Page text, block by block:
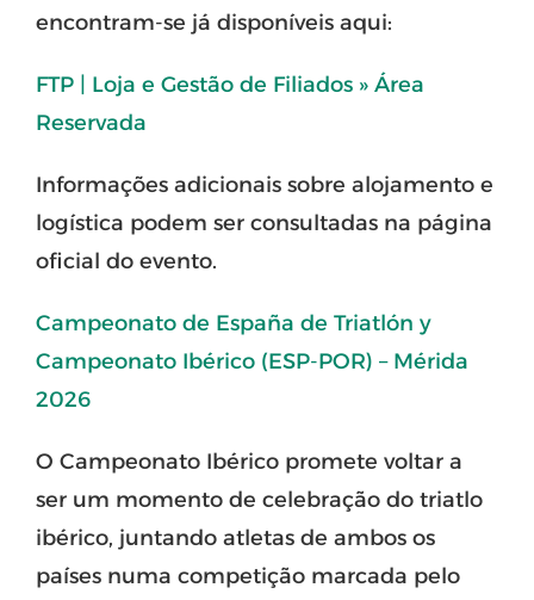
encontram-se já disponíveis aqui:
FTP | Loja e Gestão de Filiados » Área
Reservada
Informações adicionais sobre alojamento e
logística podem ser consultadas na página
oficial do evento.
Campeonato de España de Triatlón y
Campeonato Ibérico (ESP-POR) – Mérida
2026
O Campeonato Ibérico promete voltar a
ser um momento de celebração do triatlo
ibérico, juntando atletas de ambos os
países numa competição marcada pelo